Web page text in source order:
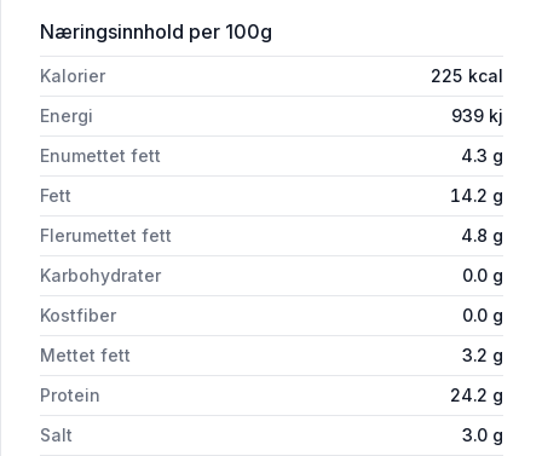
Næringsinnhold for 'Fjordørret Einerøykt Ca400g
per 100g
Kalorier 225 kcal
Energi
939 kj
Enumettet fett
4.3 g
Fett
14.2 g
Flerumettet fett
4.8 g
Karbohydrater
0.0 g
Kostfiber
0.0 g
Mettet fett
3.2 g
Protein
24.2 g
Salt
3.0 g